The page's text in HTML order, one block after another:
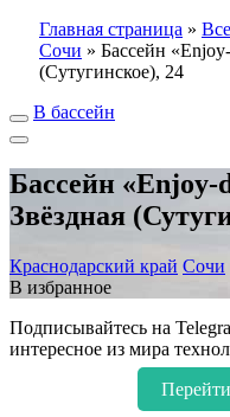
Главная страница »
Сочи » Бассейн
(Сутугинское), 24
В бассейн
Бассейн «Enjoy-
Звёздная
Краснодарский край Сочи
В избранное
Подписывайтесь на
интересное из мира